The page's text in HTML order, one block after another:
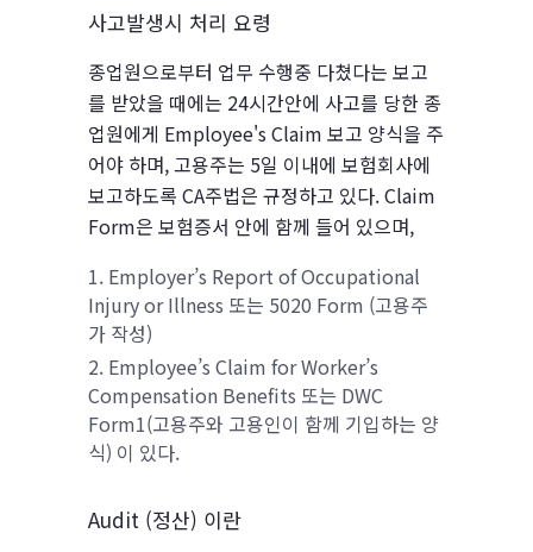
사고발생시 처리 요령
종업원으로부터 업무 수행중 다쳤다는 보고
를 받았을 때에는 24시간안에 사고를 당한 종
업원에게 Employee's Claim 보고 양식을 주
어야 하며, 고용주는 5일 이내에 보험회사에
보고하도록 CA주법은 규정하고 있다. Claim
Form은 보험증서 안에 함께 들어 있으며,
Employer’s Report of Occupational
Injury or Illness 또는 5020 Form (고용주
가 작성)
Employee’s Claim for Worker’s
Compensation Benefits 또는 DWC
Form1(고용주와 고용인이 함께 기입하는 양
식) 이 있다.
Audit (정산) 이란